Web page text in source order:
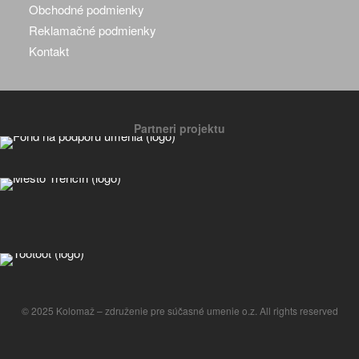
Obchodné podmienky
Reklamačné podmienky
Kontakt
Partneri projektu
© 2025 Kolomaž – združenie pre súčasné umenie o.z. All rights reserved